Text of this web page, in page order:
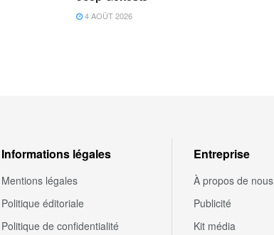
4 AOÛT 2026
Informations légales
Mentions légales
Politique éditoriale
Politique de confidentialité
Entreprise
À propos de nous
Publicité
Kit média